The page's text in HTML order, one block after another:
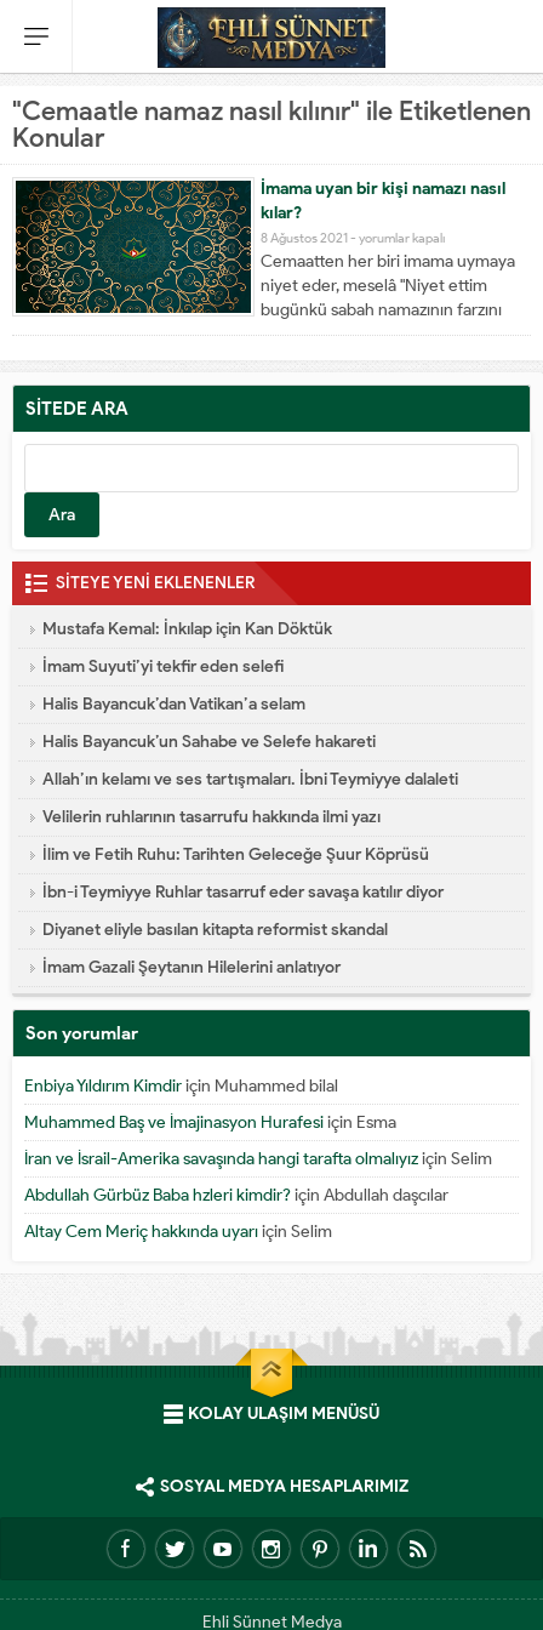
"Cemaatle namaz nasıl kılınır" ile Etiketlenen
Konular
İmama uyan bir kişi namazı nasıl
kılar?
8 Ağustos 2021 - yorumlar kapalı
Cemaatten her biri imama uymaya
niyet eder, meselâ "Niyet ettim
bugünkü sabah namazının farzını
edaya, uydum şu imama" diye
niyette bulunur. Sonra imam, ellerini
kaldırır, aşikare "ALLAH'ü Ekber" diye
kaldırarak gizlice "ALLAH'ü Ekber"
SİTEDE ARA
SİTEYE YENİ EKLENENLER
Mustafa Kemal: İnkılap için Kan Döktük
İmam Suyuti’yi tekfir eden selefi
Halis Bayancuk’dan Vatikan’a selam
Halis Bayancuk’un Sahabe ve Selefe hakareti
Allah’ın kelamı ve ses tartışmaları. İbni Teymiyye dalaleti
Velilerin ruhlarının tasarrufu hakkında ilmi yazı
İlim ve Fetih Ruhu: Tarihten Geleceğe Şuur Köprüsü
İbn-i Teymiyye Ruhlar tasarruf eder savaşa katılır diyor
Diyanet eliyle basılan kitapta reformist skandal
İmam Gazali Şeytanın Hilelerini anlatıyor
Son yorumlar
Enbiya Yıldırım Kimdiriçin Muhammed bilal
Muhammed Baş ve İmajinasyon Hurafesiiçin Esma
İran ve İsrail-Amerika savaşında hangi tarafta olmalıyıziçin Selim
Abdullah Gürbüz Baba hzleri kimdir?için Abdullah daşcılar
Altay Cem Meriç hakkında uyarıiçin Selim
KOLAY ULAŞIM MENÜSÜ
SOSYAL MEDYA HESAPLARIMIZ
Ehli Sünnet Medya